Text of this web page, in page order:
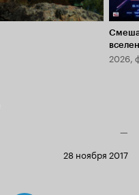
2026,
—
28 ноября 2017